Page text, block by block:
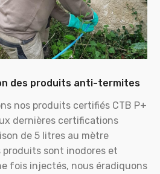
des produits anti-termites
nos produits certifiés CTB P+
dernières certifications
de 5 litres au mètre
produits sont inodores et
fois injectés, nous éradiquons